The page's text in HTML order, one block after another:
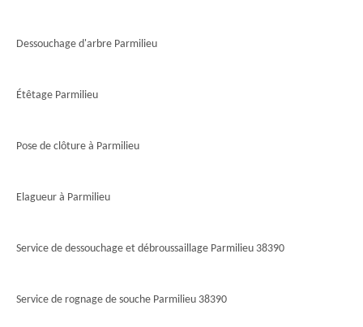
Dessouchage d'arbre Parmilieu
Étêtage Parmilieu
Pose de clôture à Parmilieu
Elagueur à Parmilieu
Service de dessouchage et débroussaillage Parmilieu 38390
Service de rognage de souche Parmilieu 38390